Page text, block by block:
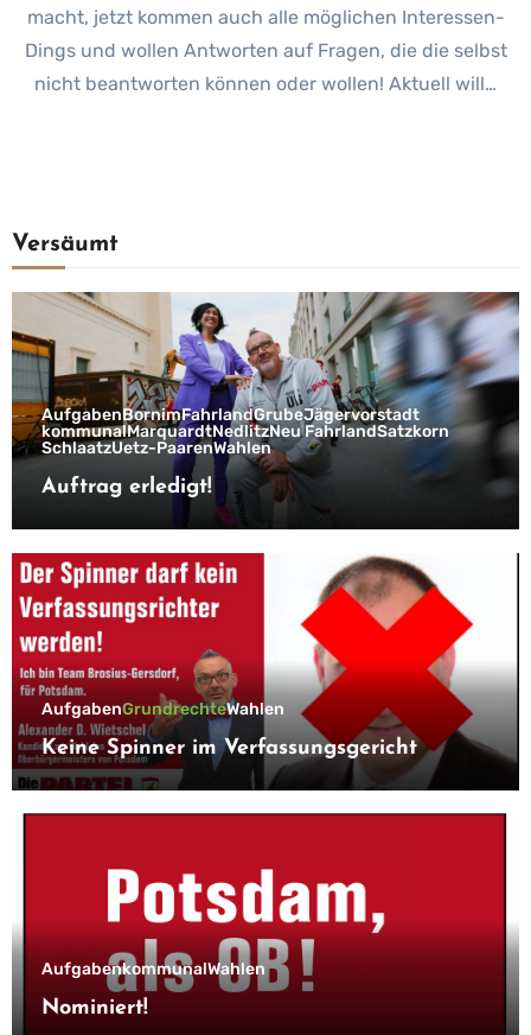
macht, jetzt kommen auch alle möglichen Interessen-
Dings und wollen Antworten auf Fragen, die die selbst
nicht beantworten können oder wollen! Aktuell will…
Versäumt
AufgabenBornimFahrlandGrubeJägervorstadt
kommunalMarquardtNedlitzNeu FahrlandSatzkorn
SchlaatzUetz-PaarenWahlen
Auftrag erledigt!
AufgabenGrundrechteWahlen
Keine Spinner im Verfassungsgericht
AufgabenkommunalWahlen
Nominiert!